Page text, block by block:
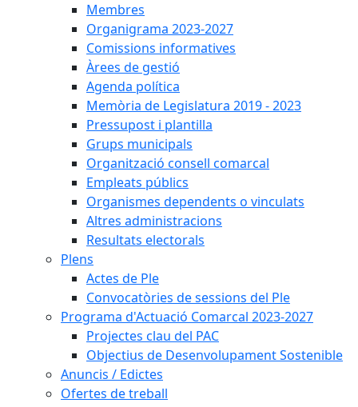
Membres
Organigrama 2023-2027
Comissions informatives
Àrees de gestió
Agenda política
Memòria de Legislatura 2019 - 2023
Pressupost i plantilla
Grups municipals
Organització consell comarcal
Empleats públics
Organismes dependents o vinculats
Altres administracions
Resultats electorals
Plens
Actes de Ple
Convocatòries de sessions del Ple
Programa d'Actuació Comarcal 2023-2027
Projectes clau del PAC
Objectius de Desenvolupament Sostenible
Anuncis / Edictes
Ofertes de treball